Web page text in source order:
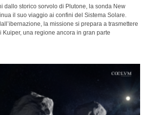
dallo storico sorvolo di Plutone, la sonda New
il suo viaggio ai confini del Sistema Solare.
la missione si prepara a trasmettere
una regione ancora in gran parte